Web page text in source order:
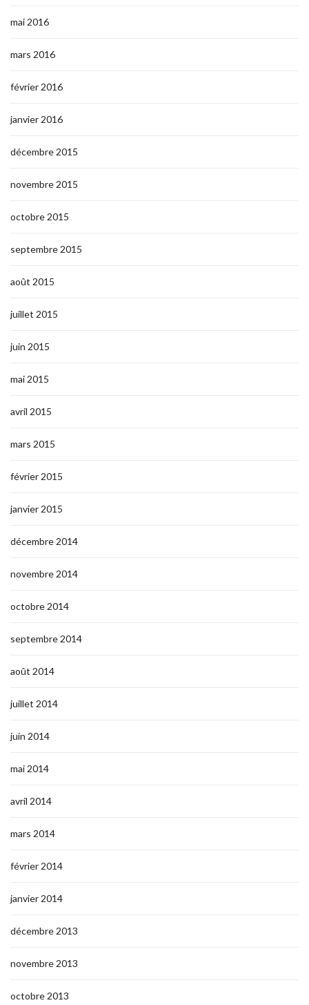
mai 2016
mars 2016
février 2016
janvier 2016
décembre 2015
novembre 2015
octobre 2015
septembre 2015
août 2015
juillet 2015
juin 2015
mai 2015
avril 2015
mars 2015
février 2015
janvier 2015
décembre 2014
novembre 2014
octobre 2014
septembre 2014
août 2014
juillet 2014
juin 2014
mai 2014
avril 2014
mars 2014
février 2014
janvier 2014
décembre 2013
novembre 2013
octobre 2013